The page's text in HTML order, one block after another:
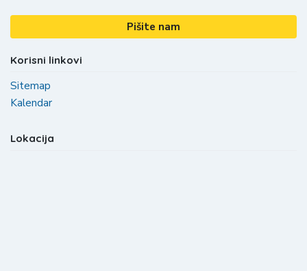
Pišite nam
Korisni linkovi
Sitemap
Kalendar
Lokacija